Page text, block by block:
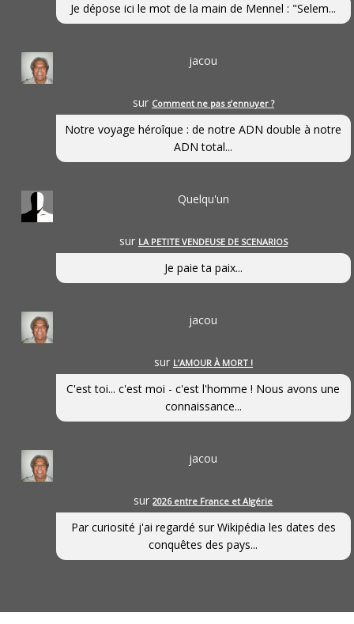
Je dépose ici le mot de la main de Mennel : "Selem...
jacou
sur Comment ne pas s’ennuyer ?
Notre voyage héroîque : de notre ADN double à notre
ADN total...
Quelqu'un
sur LA PETITE VENDEUSE DE SCENARIOS
Je paie ta paix...
jacou
sur L’AMOUR À MORT !
C'est toi... c'est moi - c'est l'homme ! Nous avons une
connaissance...
jacou
sur2026 entre France et Algérie
Par curiosité j'ai regardé sur Wikipédia les dates des
conquêtes des pays...